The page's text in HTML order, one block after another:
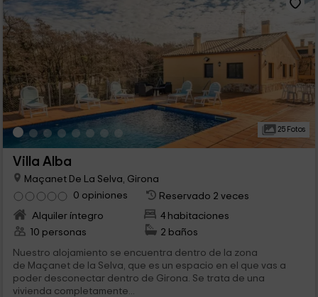
25 Fotos
Villa Alba
Maçanet De La Selva, Girona
0 opiniones
Reservado 2 veces
Alquiler íntegro
4 habitaciones
10 personas
2 baños
Nuestro alojamiento se encuentra dentro de la zona
de Maçanet de la Selva, que es un espacio en el que vas a
poder desconectar dentro de Girona. Se trata de una
vivienda completamente...